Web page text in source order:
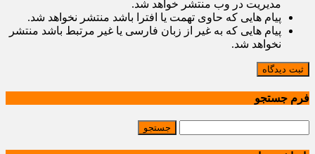
مدیریت در وب منتشر خواهد شد.
پیام هایی که حاوی تهمت یا افترا باشد منتشر نخواهد شد.
پیام هایی که به غیر از زبان فارسی یا غیر مرتبط باشد منتشر
نخواهد شد.
ثبت دیدگاه
فرم جستجو